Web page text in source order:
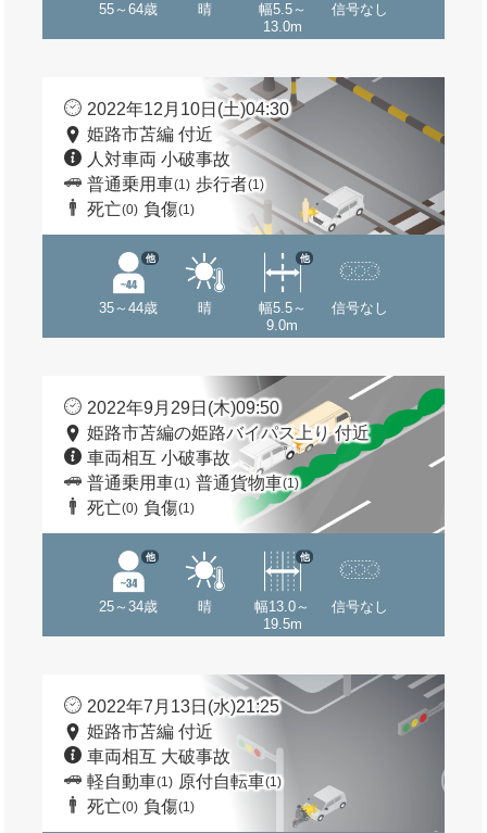
55～64歳 晴
幅5.5～
13.0m
信号なし
2022年12月10日(土)04:30
姫路市苫編 付近
人対車両 小破事故
普通乗用車(1) 歩行者(1)
死亡(0) 負傷(1)
35～44歳
他
晴
幅5.5～
9.0m
他
信号なし
2022年9月29日(木)09:50
姫路市苫編の姫路バイパス上り 付近
車両相互 小破事故
普通乗用車(1) 普通貨物車(1)
死亡(0) 負傷(1)
25～34歳
他
晴
幅13.0～
19.5m
他
信号なし
2022年7月13日(水)21:25
姫路市苫編 付近
車両相互 大破事故
軽自動車(1) 原付自転車(1)
死亡(0) 負傷(1)